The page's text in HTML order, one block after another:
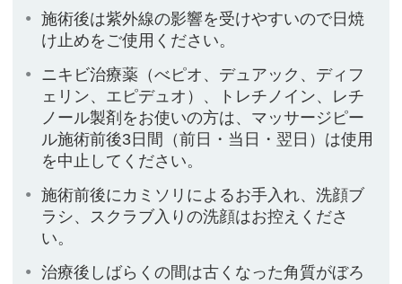
施術後は紫外線の影響を受けやすいので日焼
け止めをご使用ください。
ニキビ治療薬（べピオ、デュアック、ディフ
ェリン、エピデュオ）、トレチノイン、レチ
ノール製剤をお使いの方は、マッサージピー
ル施術前後3日間（前日・当日・翌日）は使用
を中止してください。
施術前後にカミソリによるお手入れ、洗顔ブ
ラシ、スクラブ入りの洗顔はお控えくださ
い。
治療後しばらくの間は古くなった角質がぼろ